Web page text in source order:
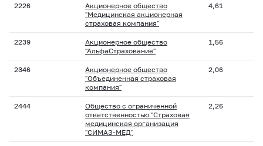
2226
Акционерное общество
"Медицинская акционерная
страховая компания"
4,61
2239
Акционерное общество
"АльфаСтрахование"
1,56
2346
Акционерное общество
"Объединенная страховая
компания"
2,06
2444
Общество с ограниченной
ответственностью "Страховая
медицинская организация
"СИМАЗ-МЕД"
2,26